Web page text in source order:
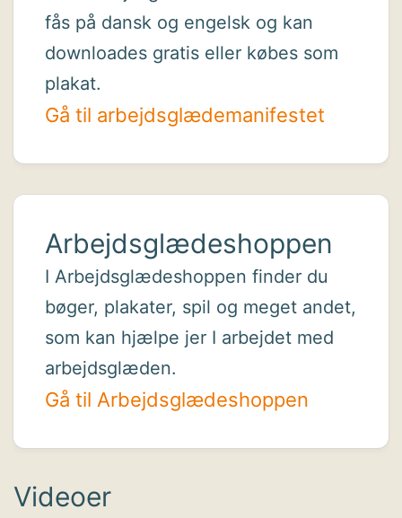
fås på dansk og engelsk og kan
downloades gratis eller købes som
plakat.
Gå til arbejdsglædemanifestet
Arbejdsglædeshoppen
I Arbejdsglædeshoppen finder du
bøger, plakater, spil og meget andet,
som kan hjælpe jer I arbejdet med
arbejdsglæden.
Gå til Arbejdsglædeshoppen
Videoer